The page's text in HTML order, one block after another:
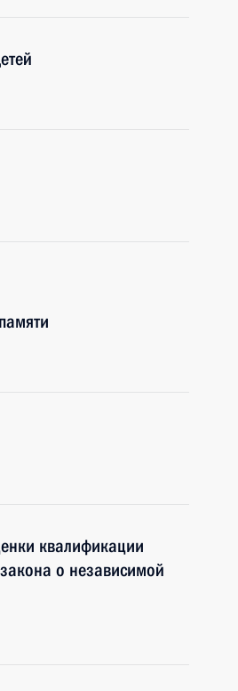
квалификации
о независимой